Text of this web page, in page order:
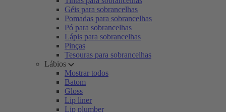
Géis para sobrancelhas
Pomadas para sobrancelhas
Pó para sobrancelhas
Lápis para sobrancelhas
Pinças
Tesouras para sobrancelhas
Lábios
Mostrar todos
Batom
Gloss
Lip liner
Lip plumber